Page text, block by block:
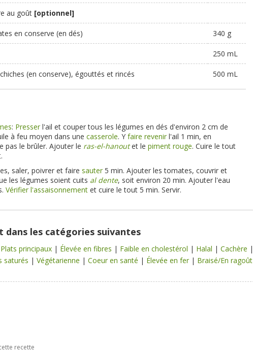
au goût [optionnel]
en conserve (en dés) 340 g
250 mL
(en conserve), égouttés et rincés 500 mL
: Presser l'ail et couper tous les légumes en dés d'environ 2 cm de
à feu moyen dans une casserole. Y faire revenir l'ail 1 min, en
pas le brûler. Ajouter le ras-el-hanoutet le piment rouge. Cuire le tout
saler, poivrer et faire sauter 5 min. Ajouter les tomates, couvrir et
les légumes soient cuits al dente, soit environ 20 min. Ajouter l'eau
Vérifier l'assaisonnement et cuire le tout 5 min. Servir.
les catégories suivantes
Plats principaux | Élevée en fibres | Faible en cholestérol | Halal | Cachère |
saturés | Végétarienne | Coeur en santé | Élevée en fer | Braisé/En ragoût
recette